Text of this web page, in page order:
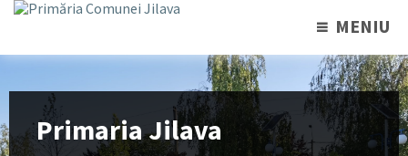
MENIU
Primaria Jilava